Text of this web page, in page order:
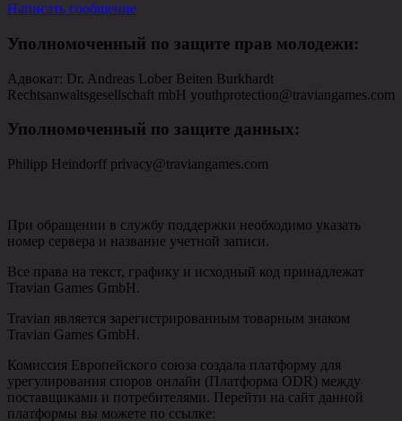
Написать сообщение
Уполномоченный по защите прав молодежи:
Адвокат: Dr. Andreas Lober Beiten Burkhardt
Rechtsanwaltsgesellschaft mbH youthprotection@traviangames.com
Уполномоченный по защите данных:
Philipp Heindorff privacy@traviangames.com
При обращении в службу поддержки необходимо указать
номер сервера и название учетной записи.
Все права на текст, графику и исходный код принадлежат
Travian Games GmbH.
Travian является зарегистрированным товарным знаком
Travian Games GmbH.
Комиссия Европейского союза создала платформу для
урегулирования споров онлайн (Платформа ODR) между
поставщиками и потребителями. Перейти на сайт данной
платформы вы можете по ссылке: